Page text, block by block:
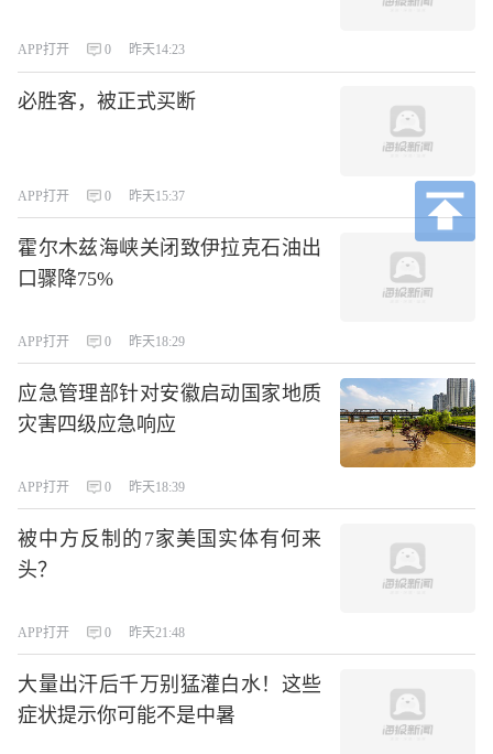
APP打开 0 昨天14:23
必胜客，被正式买断
APP打开 0 昨天15:37
霍尔木兹海峡关闭致伊拉克石油出
口骤降75%
APP打开 0 昨天18:29
应急管理部针对安徽启动国家地质
灾害四级应急响应
APP打开 0 昨天18:39
被中方反制的7家美国实体有何来
头？
APP打开 0 昨天21:48
大量出汗后千万别猛灌白水！这些
症状提示你可能不是中暑